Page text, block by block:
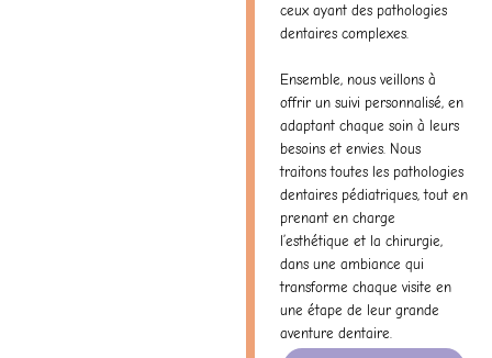
ceux ayant des pathologies
dentaires complexes.
Ensemble, nous veillons à
offrir un suivi personnalisé, en
adaptant chaque soin à leurs
besoins et envies. Nous
traitons toutes les pathologies
dentaires pédiatriques, tout en
prenant en charge
l’esthétique et la chirurgie,
dans une ambiance qui
transforme chaque visite en
une étape de leur grande
aventure dentaire.